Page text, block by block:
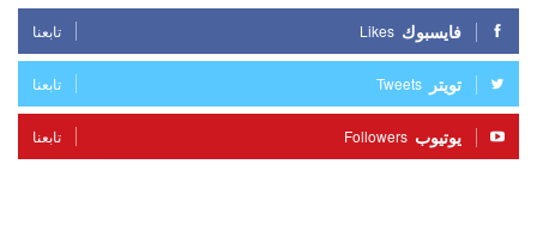
فايسبوك Likes تابعنا
تويتر Tweets تابعنا
يوتيوب Followers تابعنا